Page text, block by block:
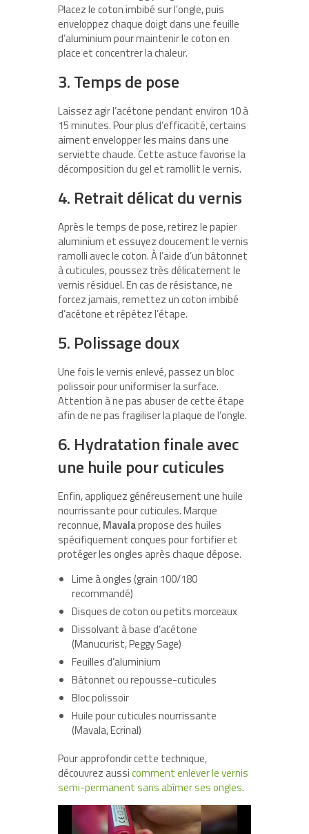
Placez le coton imbibé sur l’ongle, puis
enveloppez chaque doigt dans une feuille
d’aluminium pour maintenir le coton en
place et concentrer la chaleur.
3. Temps de pose
Laissez agir l’acétone pendant environ 10 à
15 minutes. Pour plus d’efficacité, certains
aiment envelopper les mains dans une
serviette chaude. Cette astuce favorise la
décomposition du gel et ramollit le vernis.
4. Retrait délicat du vernis
Après le temps de pose, retirez le papier
aluminium et essuyez doucement le vernis
ramolli avec le coton. À l’aide d’un bâtonnet
à cuticules, poussez très délicatement le
vernis résiduel. En cas de résistance, ne
forcez jamais, remettez un coton imbibé
d’acétone et répétez l’étape.
5. Polissage doux
Une fois le vernis enlevé, passez un bloc
polissoir pour uniformiser la surface.
Attention à ne pas abuser de cette étape
afin de ne pas fragiliser la plaque de l’ongle.
6. Hydratation finale avec
une huile pour cuticules
Enfin, appliquez généreusement une huile
nourrissante pour cuticules. Marque
reconnue,Mavalapropose des huiles
spécifiquement conçues pour fortifier et
protéger les ongles après chaque dépose.
Lime à ongles (grain 100/180
recommandé)
Disques de coton ou petits morceaux
Dissolvant à base d’acétone
(Manucurist, Peggy Sage)
Feuilles d’aluminium
Bâtonnet ou repousse-cuticules
Bloc polissoir
Huile pour cuticules nourrissante
(Mavala, Ecrinal)
Pour approfondir cette technique,
découvrez aussicomment enlever le vernis
semi-permanent sans abîmer ses ongles.